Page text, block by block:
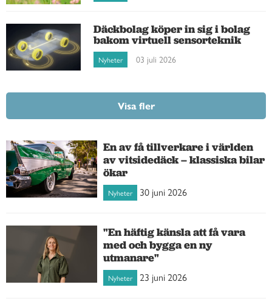
Däckbolag köper in sig i bolag
bakom virtuell sensorteknik
Nyheter 03 juli 2026
Visa fler
En av få tillverkare i världen
av vitsidedäck – klassiska bilar
ökar
Nyheter 30 juni 2026
"En häftig känsla att få vara
med och bygga en ny
utmanare"
Nyheter 23 juni 2026